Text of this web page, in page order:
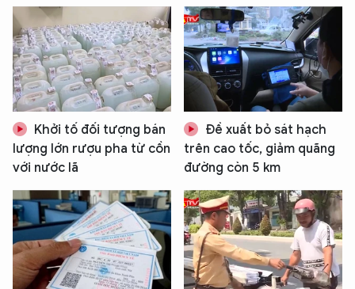
Khởi tố đối tượng bán
lượng lớn rượu pha từ cồn
với nước lã
Đề xuất bỏ sát hạch
trên cao tốc, giảm quãng
đường còn 5 km
TÔI LÀ CHATBOT CỦA
Hãy hỏi tôi bất kỳ điều gì bạn cần biết về
An Ninh Thủ Đô nhé. Tôi sẵn sàng hỗ trợ!